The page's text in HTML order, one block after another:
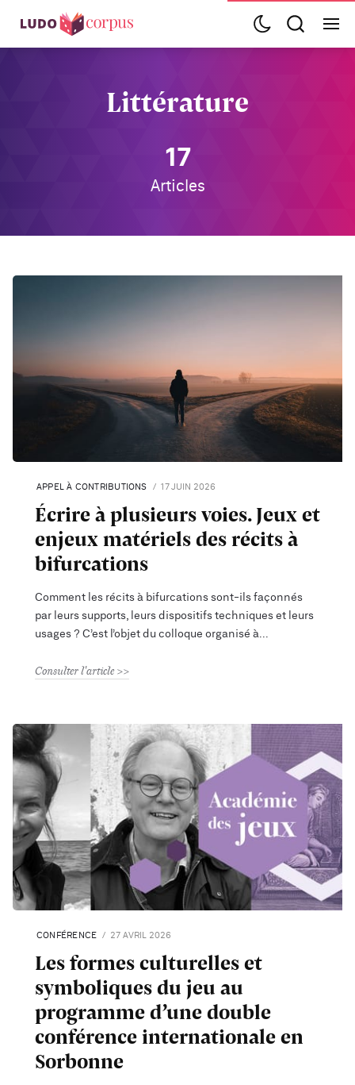
Littérature
17
Articles
APPEL À CONTRIBUTIONS 17 JUIN 2026
Écrire à plusieurs voies. Jeux et
enjeux matériels des récits à
bifurcations
Comment les récits à bifurcations sont-ils façonnés
par leurs supports, leurs dispositifs techniques et leurs
usages ? C’est l’objet du colloque organisé à
Consulter l'article
CONFÉRENCE 27 AVRIL 2026
Les formes culturelles et
symboliques du jeu au
programme d’une double
conférence internationale en
Sorbonne